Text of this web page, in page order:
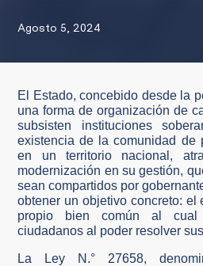
Agosto 5, 2024
El Estado, concebido desde la
una forma de organización de
subsisten instituciones
existencia de la comunidad de
en un territorio nacional,
modernización en su gestión,
sean compartidos por
obtener un objetivo concreto: el
propio bien común al cual
ciudadanos al poder resolver
La Ley N.° 27658,